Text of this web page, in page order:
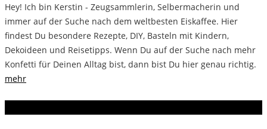
Hey! Ich bin Kerstin - Zeugsammlerin, Selbermacherin und
immer auf der Suche nach dem weltbesten Eiskaffee. Hier
findest Du besondere Rezepte, DIY, Basteln mit Kindern,
Dekoideen und Reisetipps. Wenn Du auf der Suche nach mehr
Konfetti für Deinen Alltag bist, dann bist Du hier genau richtig.
mehr